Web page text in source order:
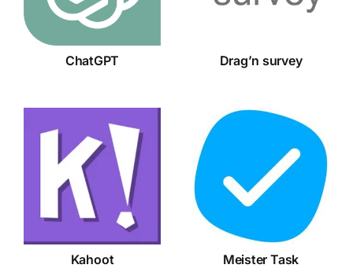
ChatGPT Drag’n survey
Kahoot
Kahoot
Meister
Task
Meister Task